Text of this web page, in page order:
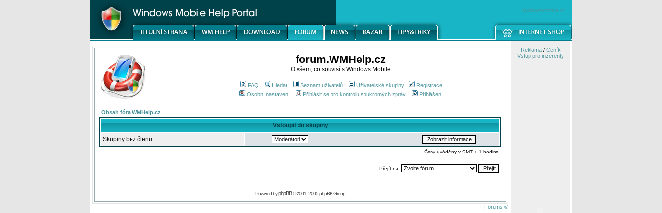
windowsmobile.cz
forum.WMHelp.cz
O všem, co souvisí s Windows Mobile
FAQ Hledat Seznam uživatelů Uživatelské skupiny
Registrace
Osobní nastavení
Přihlásit se pro kontrolu soukromých zpráv Přihlášení
Obsah fóra WMHelp.cz
Vstoupit do skupiny
Skupiny bez členů
Časy uváděny v GMT + 1 hodina
Přejít na:
Powered byphpBB© 2001, 2005 phpBB Group
Forums ©
Reklama/ Ceník
Vstup pro inzerenty